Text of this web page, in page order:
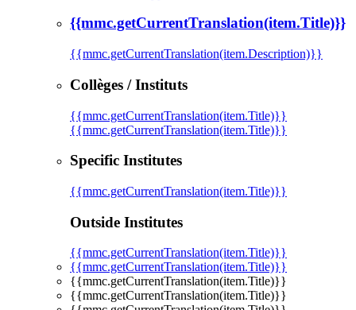
{{mmc.getCurrentTranslation(item.Title)}}
{{mmc.getCurrentTranslation(item.Description)}}
Collèges / Instituts
{{mmc.getCurrentTranslation(item.Title)}}
{{mmc.getCurrentTranslation(item.Title)}}
Specific Institutes
{{mmc.getCurrentTranslation(item.Title)}}
Outside Institutes
{{mmc.getCurrentTranslation(item.Title)}}
{{mmc.getCurrentTranslation(item.Title)}}
{{mmc.getCurrentTranslation(item.Title)}}
{{mmc.getCurrentTranslation(item.Title)}}